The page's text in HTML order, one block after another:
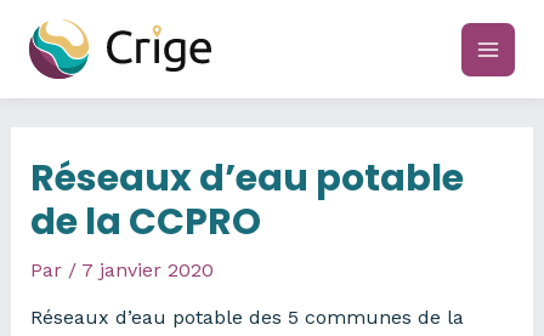
contenu
main
Réseaux d’eau potable
de la CCPRO
Par / 7 janvier 2020
Réseaux d’eau potable des 5 communes de la